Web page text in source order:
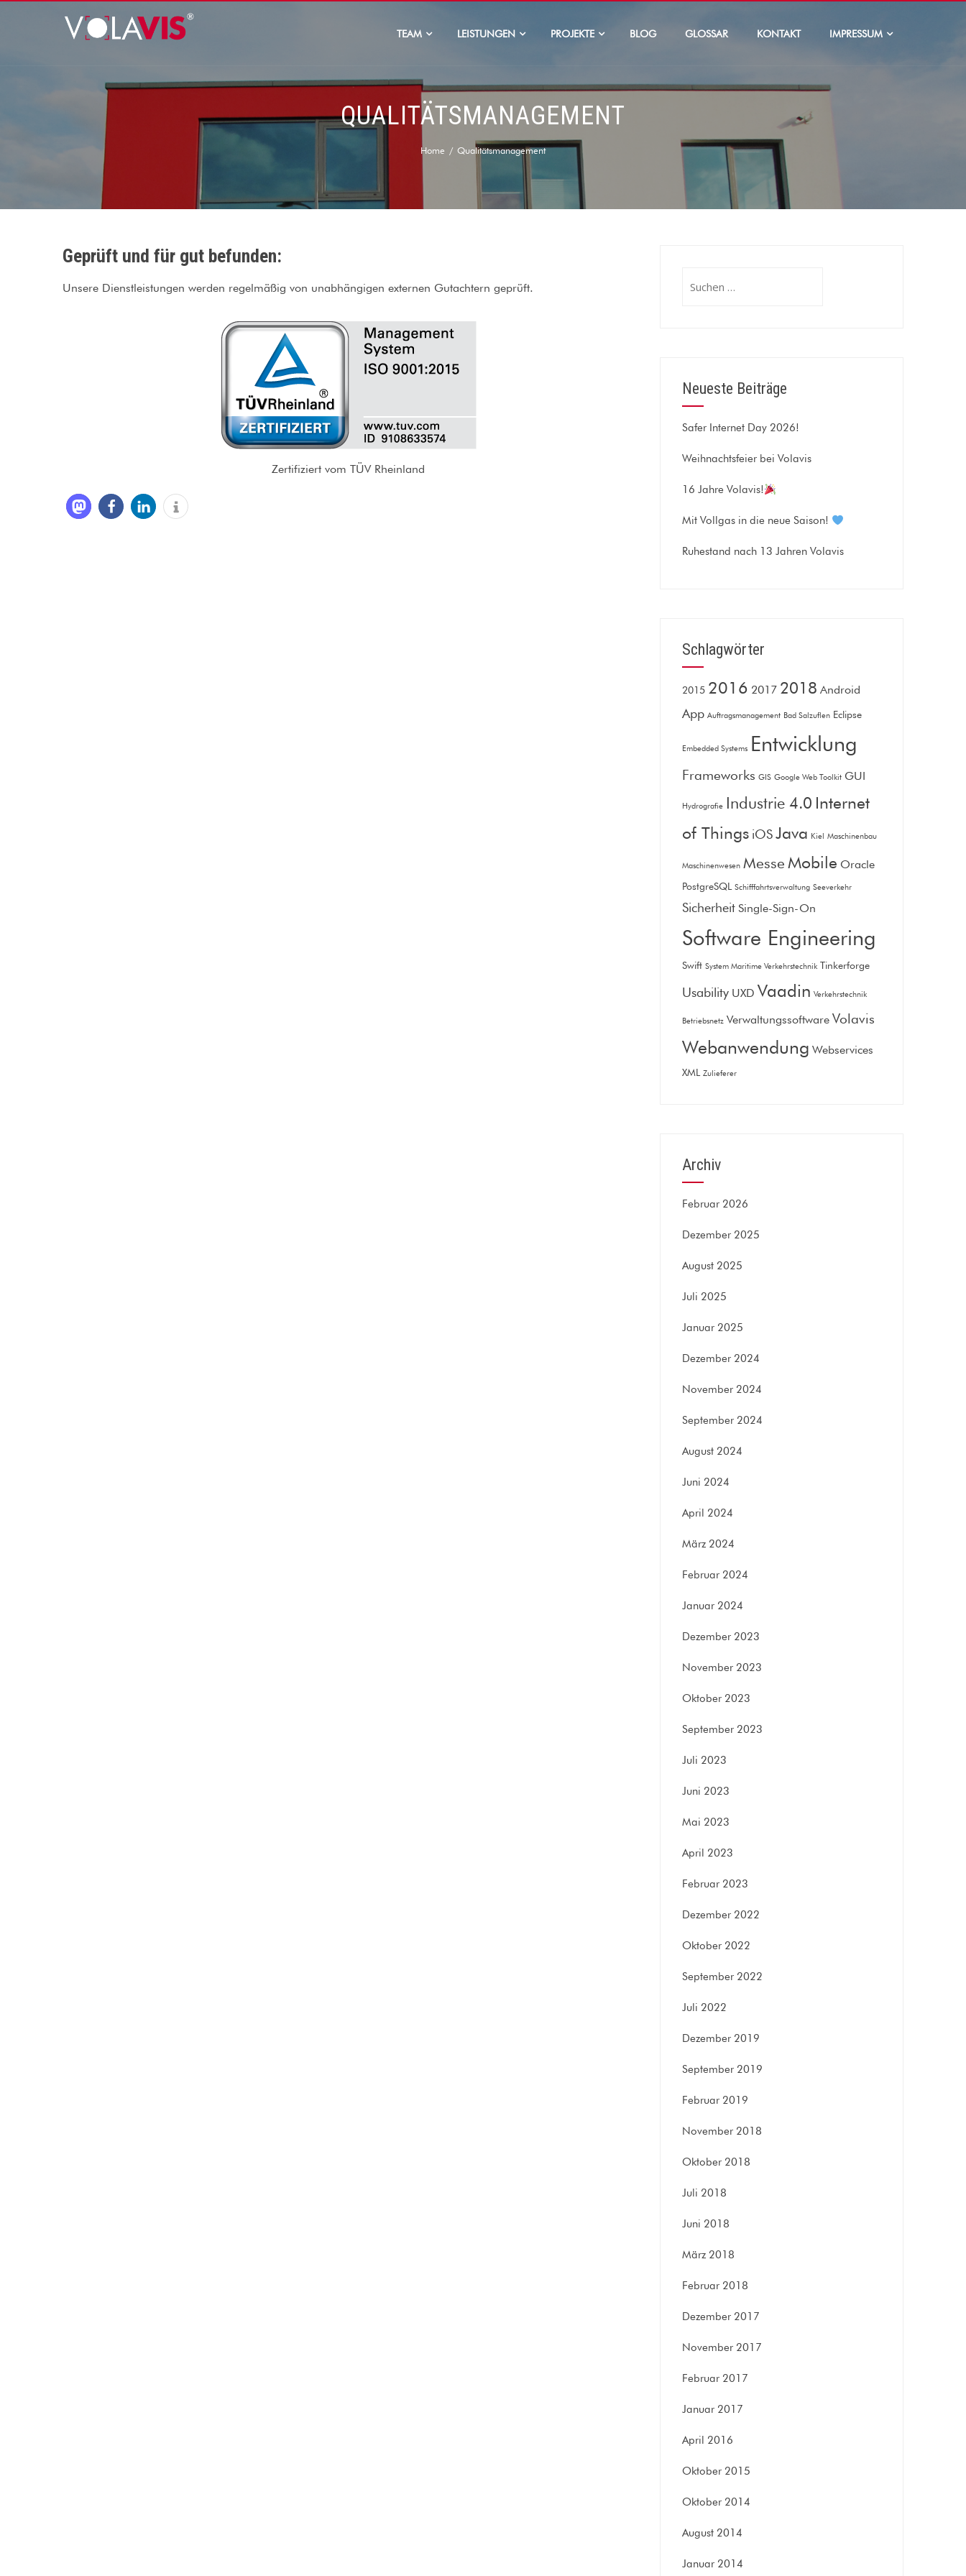
TEAM LEISTUNGEN PROJEKTE BLOG GLOSSAR KONTAKT IMPRESSUM
QUALITÄTSMANAGEMENT
Home Qualitätsmanagement
Geprüft und für gut befunden:
Unsere Dienstleistungen werden regelmäßig von unabhängigen externen Gutachtern geprüft.
Zertifiziert vom TÜV Rheinland
nach:
Neueste Beiträge
Safer Internet Day 2026!
Weihnachtsfeier bei Volavis
16 Jahre Volavis!
Mit Vollgas in die neue Saison!
Ruhestand nach 13 Jahren Volavis
Schlagwörter
2015 2016 2017 2018 Android
App Auftragsmanagement Bad Salzuflen Eclipse
Embedded Systems Entwicklung
Frameworks GIS Google Web Toolkit GUI
Hydrografie Industrie 4.0 Internet
of Things iOS Java Kiel Maschinenbau
Maschinenwesen Messe Mobile Oracle
PostgreSQL Schifffahrtsverwaltung Seeverkehr
Sicherheit Single-Sign-On
Software Engineering
Swift System Maritime Verkehrstechnik Tinkerforge
Usability UXD Vaadin Verkehrstechnik
Betriebsnetz Verwaltungssoftware Volavis
Webanwendung Webservices
XML Zulieferer
Archiv
Februar 2026
Dezember 2025
August 2025
Juli 2025
Januar 2025
Dezember 2024
November 2024
September 2024
August 2024
Juni 2024
April 2024
März 2024
Februar 2024
Januar 2024
Dezember 2023
November 2023
Oktober 2023
September 2023
Juli 2023
Juni 2023
Mai 2023
April 2023
Februar 2023
Dezember 2022
Oktober 2022
September 2022
Juli 2022
Dezember 2019
September 2019
Februar 2019
November 2018
Oktober 2018
Juli 2018
Juni 2018
März 2018
Februar 2018
Dezember 2017
November 2017
Februar 2017
Januar 2017
April 2016
Oktober 2015
Oktober 2014
August 2014
Januar 2014